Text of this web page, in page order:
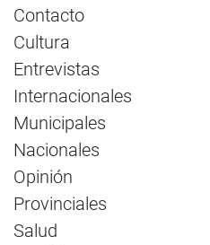
Contacto
Cultura
Entrevistas
Internacionales
Municipales
Nacionales
Opinión
Provinciales
Salud